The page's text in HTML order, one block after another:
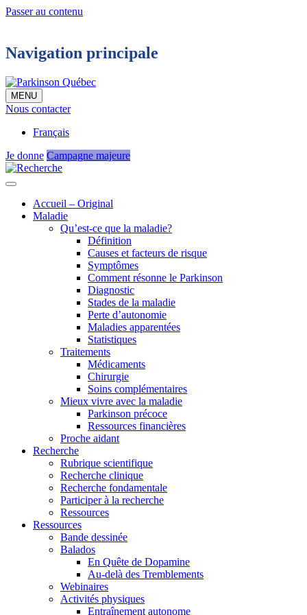
Passer au contenu
Navigation principale
MENU
Nous contacter
Français
Je donne Campagne majeure
Accueil – Original
Maladie
Qu’est-ce que la maladie?
Définition
Causes et facteurs de risque
Symptômes
Comment résonne le Parkinson
Diagnostic
Stades de la maladie
Perte d’autonomie
Maladies apparentées
Statistiques
Traitements
Médicaments
Chirurgie
Soins complémentaires
Mieux vivre avec la maladie
Parkinson précoce
Ressources financières
Proche aidant
Recherche
Rubrique scientifique
Recherche clinique
Recherche fondamentale
Participer à la recherche
Ressources
Ressources
Bande dessinée
Balados
En Quête de Dopamine
Au-delà des Tremblements
Webinaires
Activités physiques
Entraînement autonome